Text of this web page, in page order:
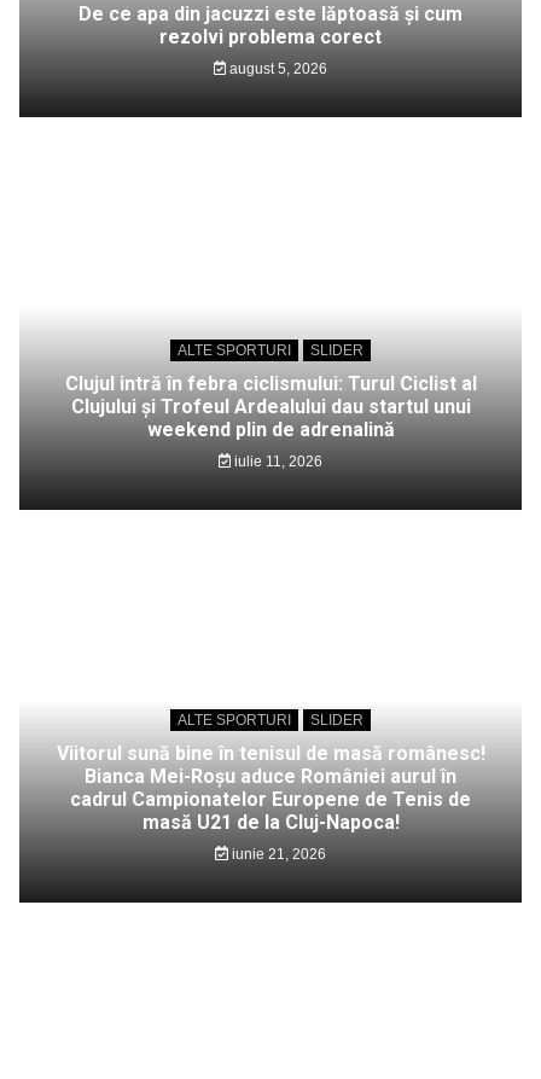
De ce apa din jacuzzi este lăptoasă și cum
rezolvi problema corect
august 5, 2026
ALTE SPORTURI SLIDER
Clujul intră în febra ciclismului: Turul Ciclist al
Clujului și Trofeul Ardealului dau startul unui
weekend plin de adrenalină
iulie 11, 2026
ALTE SPORTURI SLIDER
Viitorul sună bine în tenisul de masă românesc!
Bianca Mei-Roșu aduce României aurul în
cadrul Campionatelor Europene de Tenis de
masă U21 de la Cluj-Napoca!
iunie 21, 2026